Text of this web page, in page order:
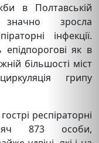
в Полтавській
зросла
інфекції.
як в
більшості міст
грипу
респіраторні
873 особи,